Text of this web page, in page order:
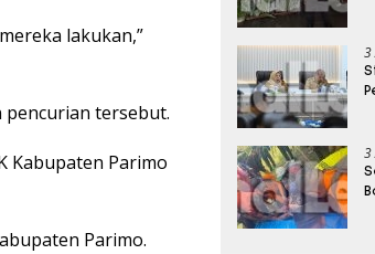
lakukan,”
pencurian tersebut.
Kabupaten Parimo
Parimo.
3
3